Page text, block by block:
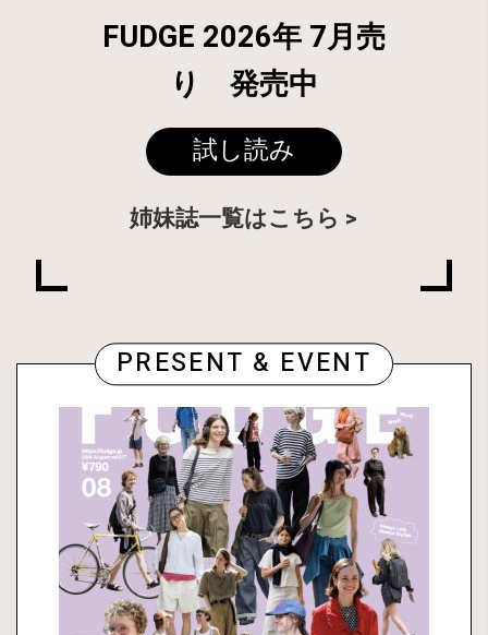
FUDGE 2026年 7月売
り 発売中
試し読み
姉妹誌一覧はこちら
PRESENT & EVENT